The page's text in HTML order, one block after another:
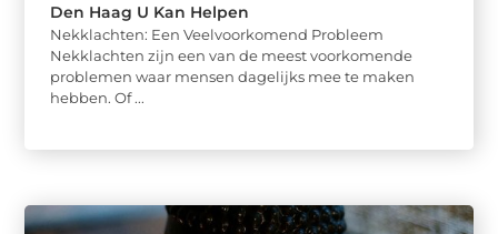
Den Haag U Kan Helpen
Nekklachten: Een Veelvoorkomend Probleem
Nekklachten zijn een van de meest voorkomende
problemen waar mensen dagelijks mee te maken
hebben. Of ...